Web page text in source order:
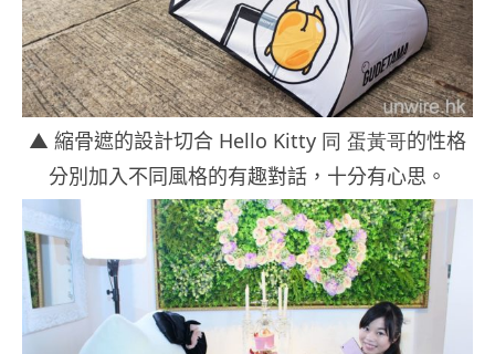
▲ 縮骨遮的設計切合 Hello Kitty 同 蛋黃哥的性格
分別加入不同風格的有趣對話，十分有心思。